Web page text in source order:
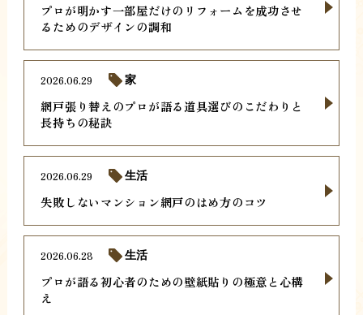
プロが明かす一部屋だけのリフォームを成功させ
るためのデザインの調和
網戸張り替えのプロが語る道具選びのこだわりと
長持ちの秘訣
2026.06.29 家
失敗しないマンション網戸のはめ方のコツ
2026.06.29 生活
プロが語る初心者のための壁紙貼りの極意と心構
え
2026.06.28 生活